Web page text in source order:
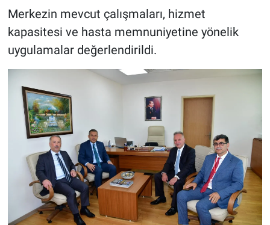
Merkezin mevcut çalışmaları, hizmet
kapasitesi ve hasta memnuniyetine yönelik
uygulamalar değerlendirildi.